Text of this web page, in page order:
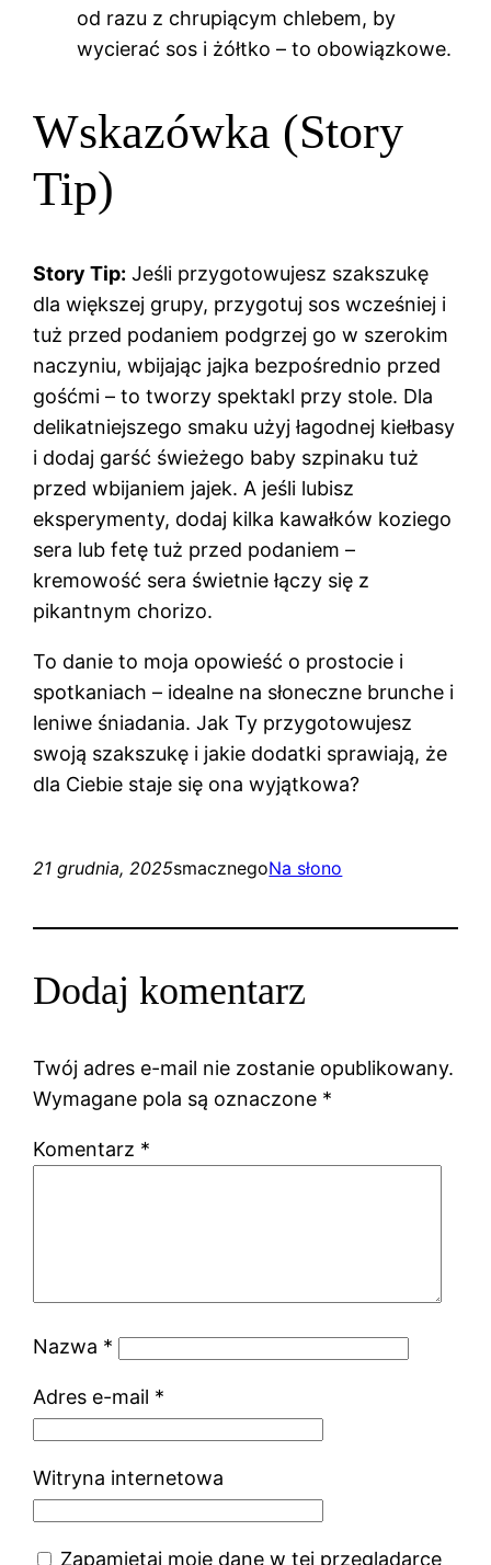
od razu z chrupiącym chlebem, by
wycierać sos i żółtko – to obowiązkowe.
Wskazówka (Story
Tip)
Story Tip: Jeśli przygotowujesz szakszukę
dla większej grupy, przygotuj sos wcześniej i
tuż przed podaniem podgrzej go w szerokim
naczyniu, wbijając jajka bezpośrednio przed
gośćmi – to tworzy spektakl przy stole. Dla
delikatniejszego smaku użyj łagodnej kiełbasy
i dodaj garść świeżego baby szpinaku tuż
przed wbijaniem jajek. A jeśli lubisz
eksperymenty, dodaj kilka kawałków koziego
sera lub fetę tuż przed podaniem –
kremowość sera świetnie łączy się z
pikantnym chorizo.
To danie to moja opowieść o prostocie i
spotkaniach – idealne na słoneczne brunche i
leniwe śniadania. Jak Ty przygotowujesz
swoją szakszukę i jakie dodatki sprawiają, że
dla Ciebie staje się ona wyjątkowa?
21 grudnia, 2025smacznegoNa słono
Dodaj komentarz
Twój adres e-mail nie zostanie opublikowany.
Wymagane pola są oznaczone *
Komentarz *
Nazwa *
Adres e-mail *
Witryna internetowa
Zapamiętaj moje dane w tej przeglądarce